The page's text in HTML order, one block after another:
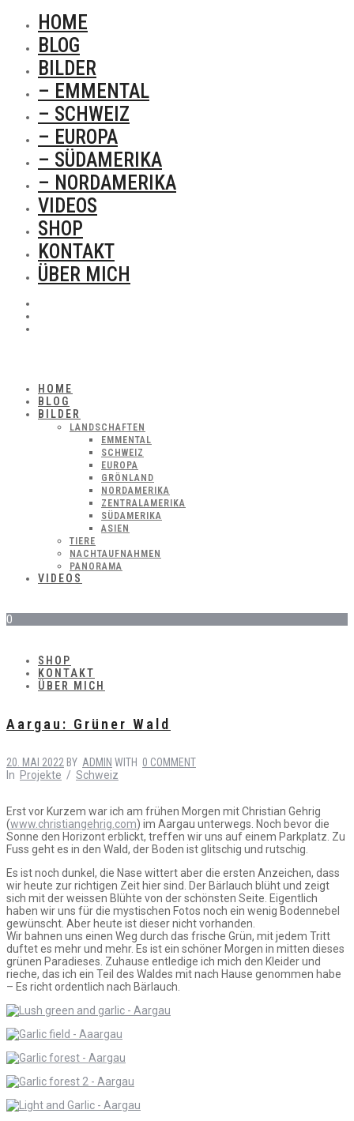
HOME
BLOG
BILDER
– EMMENTAL
– SCHWEIZ
– EUROPA
– SÜDAMERIKA
– NORDAMERIKA
VIDEOS
SHOP
KONTAKT
ÜBER MICH
HOME
BLOG
BILDER
LANDSCHAFTEN
EMMENTAL
SCHWEIZ
EUROPA
GRÖNLAND
NORDAMERIKA
ZENTRALAMERIKA
SÜDAMERIKA
ASIEN
TIERE
NACHTAUFNAHMEN
PANORAMA
VIDEOS
0
SHOP
KONTAKT
ÜBER MICH
Aargau: Grüner Wald
20. MAI 2022 BY ADMIN WITH 0 COMMENT
In Projekte / Schweiz
Erst vor Kurzem war ich am frühen Morgen mit Christian Gehrig
(www.christiangehrig.com) im Aargau unterwegs. Noch bevor die
Sonne den Horizont erblickt, treffen wir uns auf einem Parkplatz. Zu
Fuss geht es in den Wald, der Boden ist glitschig und rutschig.
Es ist noch dunkel, die Nase wittert aber die ersten Anzeichen, dass
wir heute zur richtigen Zeit hier sind. Der Bärlauch blüht und zeigt
sich mit der weissen Blühte von der schönsten Seite. Eigentlich
haben wir uns für die mystischen Fotos noch ein wenig Bodennebel
gewünscht. Aber heute ist dieser nicht vorhanden.
Wir bahnen uns einen Weg durch das frische Grün, mit jedem Tritt
duftet es mehr und mehr. Es ist ein schöner Morgen in mitten dieses
grünen Paradieses. Zuhause entledige ich mich den Kleider und
rieche, das ich ein Teil des Waldes mit nach Hause genommen habe
– Es richt ordentlich nach Bärlauch.